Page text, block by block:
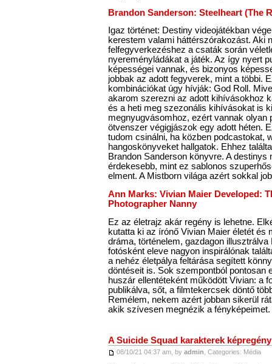
Brandon Sanderson: Steelheart (The
Igaz történet: Destiny videojátékban
kerestem valami háttérszórakozást. Aki
felfegyverkezéshez a csaták során
nyereményládákat a játék. Az így nyert
képességei vannak, és bizonyos
jobbak az adott fegyverek, mint a többi.
kombinációkat úgy hívják: God Roll.
akarom szerezni az adott kihívásokhoz
és a heti meg szezonális kihívásokat is
megnyugvásomhoz, ezért vannak olyan
ötvenszer végigjászok egy adott héten.
tudom csinálni, ha közben podcastokat,
hangoskönyveket hallgatok. Ehhez
Brandon Sanderson könyvre. A
érdekesebb, mint ez sablonos
elment. A Mistborn világa azért sokkal
Ann Marks: Vivian Maier Developed:
Photographer Nanny
Ez az életrajz akár regény is lehetne.
kutatta ki az írónő Vivian Maier életét és
dráma, történelem, gazdagon illusztrálva
fotósként eleve nagyon inspirálónak
a nehéz életpálya feltárása segített
döntéseit is. Sok szempontból pontosan
huszár ellentéteként működött Vivian: a
publikálva, sőt, a filmtekercsek döntő
Remélem, nekem azért jobban sikerül
akik szívesen megnézik a fényképeimet.
A Suicide Squad karakterek
08/10/21 04:37 am, by admin , Categories: Média